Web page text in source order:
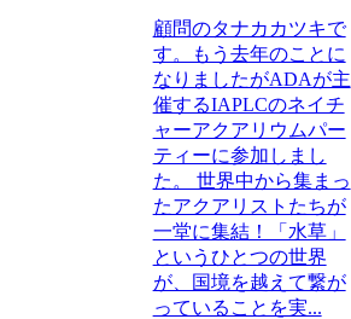
顧問のタナカカツキで
す。もう去年のことに
なりましたがADAが主
催するIAPLCのネイチ
ャーアクアリウムパー
ティーに参加しまし
た。 世界中から集まっ
たアクアリストたちが
一堂に集結！「水草」
というひとつの世界
が、国境を越えて繋が
っていることを実...